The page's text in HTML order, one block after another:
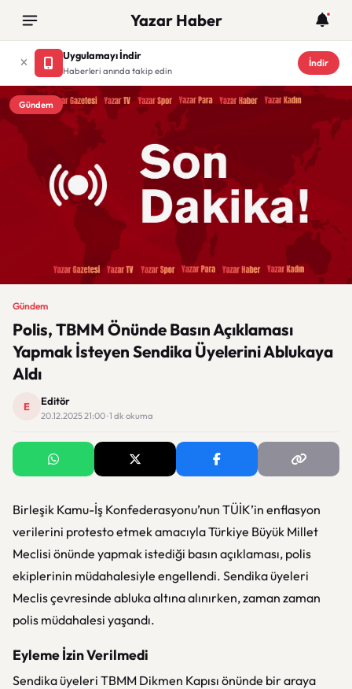
Yazar Haber
Uygulamayı İndir
Haberleri anında takip edin
İndir
Gündem
Gündem
Polis, TBMM Önünde Basın Açıklaması
Yapmak İsteyen Sendika Üyelerini Ablukaya
Aldı
E Editör
20.12.2025 21:00 · 1 dk okuma
Birleşik Kamu-İş Konfederasyonu’nun TÜİK’in enflasyon
verilerini protesto etmek amacıyla Türkiye Büyük Millet
Meclisi önünde yapmak istediği basın açıklaması, polis
ekiplerinin müdahalesiyle engellendi. Sendika üyeleri
Meclis çevresinde abluka altına alınırken, zaman zaman
polis müdahalesi yaşandı.
Eyleme İzin Verilmedi
Sendika üyeleri TBMM Dikmen Kapısı önünde bir araya